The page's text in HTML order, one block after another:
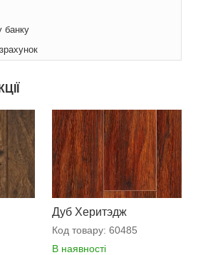
банку
Дуб Херитэдж
Код товару: 60485
В наявності